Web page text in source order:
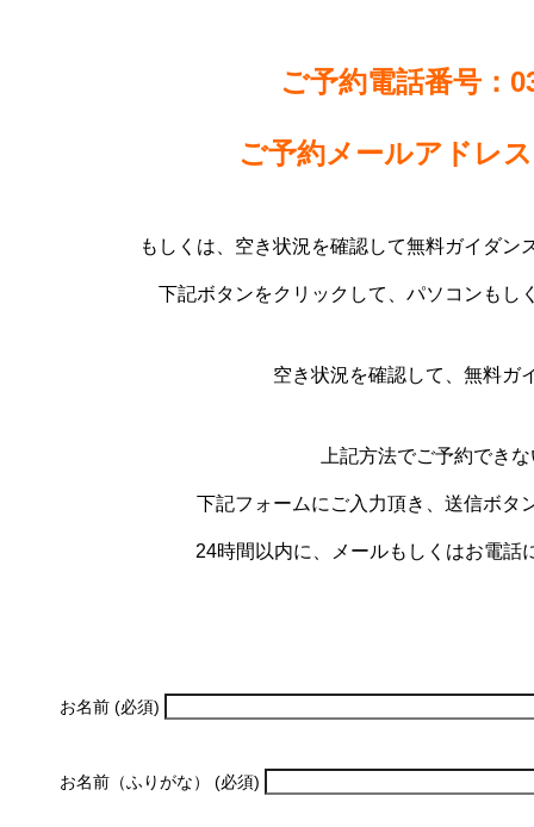
ご予約電話番号：
ご予約メールアドレ
もしくは、空き状況を確認して無料ガイダン
下記ボタンをクリックして、パソコンもし
空き状況を確認して、無料ガ
上記方法でご予約でき
下記フォームにご入力頂き、送信ボタ
24時間以内に、メールもしくはお電話
お名前 (必須)
お名前（ふりがな） (必須)